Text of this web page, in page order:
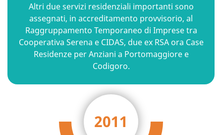
Altri due servizi residenziali importanti sono
assegnati, in accreditamento provvisorio, al
Raggruppamento Temporaneo di Imprese tra
Cooperativa Serena e CIDAS, due ex RSA ora Case
Residenze per Anziani a Portomaggiore e
Codigoro.
2011